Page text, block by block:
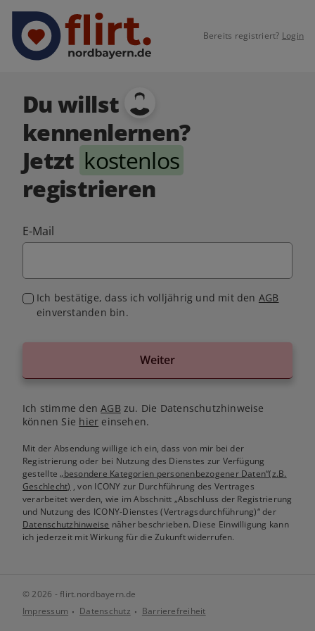
Bereits registriert? Login
Du willst
kennenlernen?
Jetzt kostenlos
registrieren
E-Mail
Ich bestätige, dass ich volljährig und mit den AGB
einverstanden bin.
Weiter
Ich stimme denAGB zu. Die Datenschutzhinweise
können Sie hier einsehen.
Mit der Absendung willige ich ein, dass von mir bei der
Registrierung oder bei Nutzung des Dienstes zur Verfügung
gestellte„besondere Kategorien personenbezogener Daten“(z.B.
Geschlecht) , von ICONY zur Durchführung des Vertrages
verarbeitet werden, wie im Abschnitt „Abschluss der Registrierung
und Nutzung des ICONY-Dienstes (Vertragsdurchführung)“ der
Datenschutzhinweise näher beschrieben. Diese Einwilligung kann
ich jederzeit mit Wirkung für die Zukunft widerrufen.
© 2026 - flirt.nordbayern.de
Impressum
Datenschutz Barrierefreiheit